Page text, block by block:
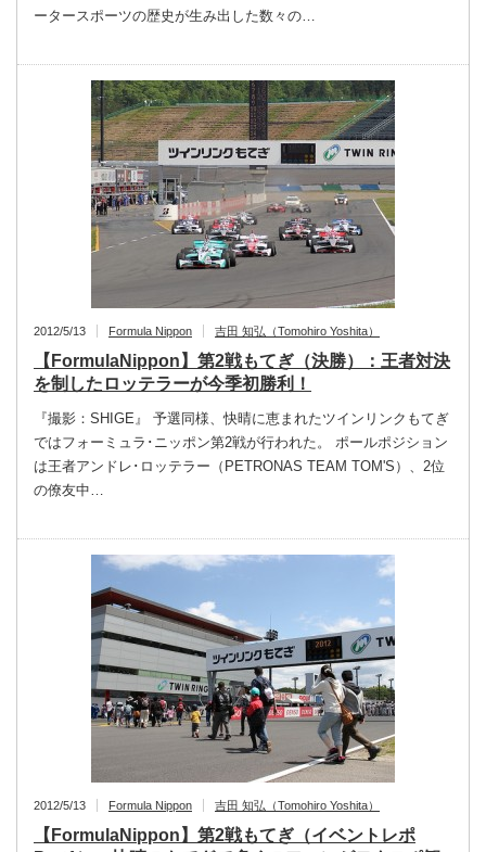
ータースポーツの歴史が生み出した数々の…
2012/5/13 Formula Nippon 吉田 知弘（Tomohiro Yoshita）
【FormulaNippon】第2戦もてぎ（決勝）：王者対決
を制したロッテラーが今季初勝利！
『撮影：SHIGE』 予選同様、快晴に恵まれたツインリンクもてぎ
ではフォーミュラ･ニッポン第2戦が行われた。 ポールポジション
は王者アンドレ･ロッテラー（PETRONAS TEAM TOM'S）、2位
の僚友中…
2012/5/13 Formula Nippon 吉田 知弘（Tomohiro Yoshita）
【FormulaNippon】第2戦もてぎ（イベントレポ